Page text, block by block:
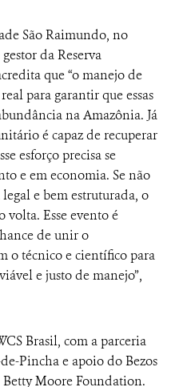
São Raimundo, no
da Reserva
que “o manejo de
para garantir que essas
na Amazônia. Já
é capaz de recuperar
esforço precisa se
e em economia. Se não
e bem estruturada, o
volta. Esse evento é
de unir o
o técnico e científico para
e justo de manejo”,
Brasil, com a parceria
Pincha e apoio do Bezos
Moore Foundation.